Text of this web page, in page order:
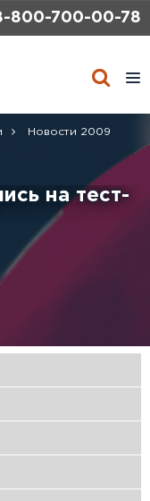
800-700-00-78
Новости 2009
на тест-